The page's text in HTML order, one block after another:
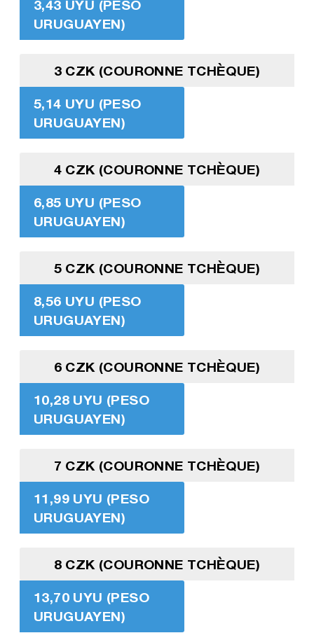
3,43 UYU (PESO
URUGUAYEN)
3 CZK (COURONNE TCHÈQUE)
5,14 UYU (PESO
URUGUAYEN)
4 CZK (COURONNE TCHÈQUE)
6,85 UYU (PESO
URUGUAYEN)
5 CZK (COURONNE TCHÈQUE)
8,56 UYU (PESO
URUGUAYEN)
6 CZK (COURONNE TCHÈQUE)
10,28 UYU (PESO
URUGUAYEN)
7 CZK (COURONNE TCHÈQUE)
11,99 UYU (PESO
URUGUAYEN)
8 CZK (COURONNE TCHÈQUE)
13,70 UYU (PESO
URUGUAYEN)